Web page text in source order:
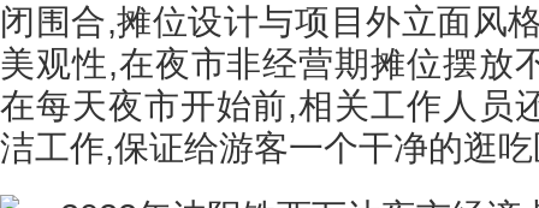
闭围合,摊位设计与项目外立面风
美观性,在夜市非经营期摊位摆放
在每天夜市开始前,相关工作人员
洁工作,保证给游客一个干净的逛